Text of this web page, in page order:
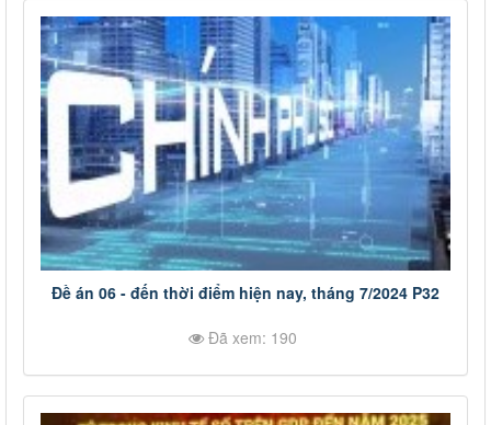
Đề án 06 - đến thời điểm hiện nay, tháng 7/2024 P32
Đã xem: 190